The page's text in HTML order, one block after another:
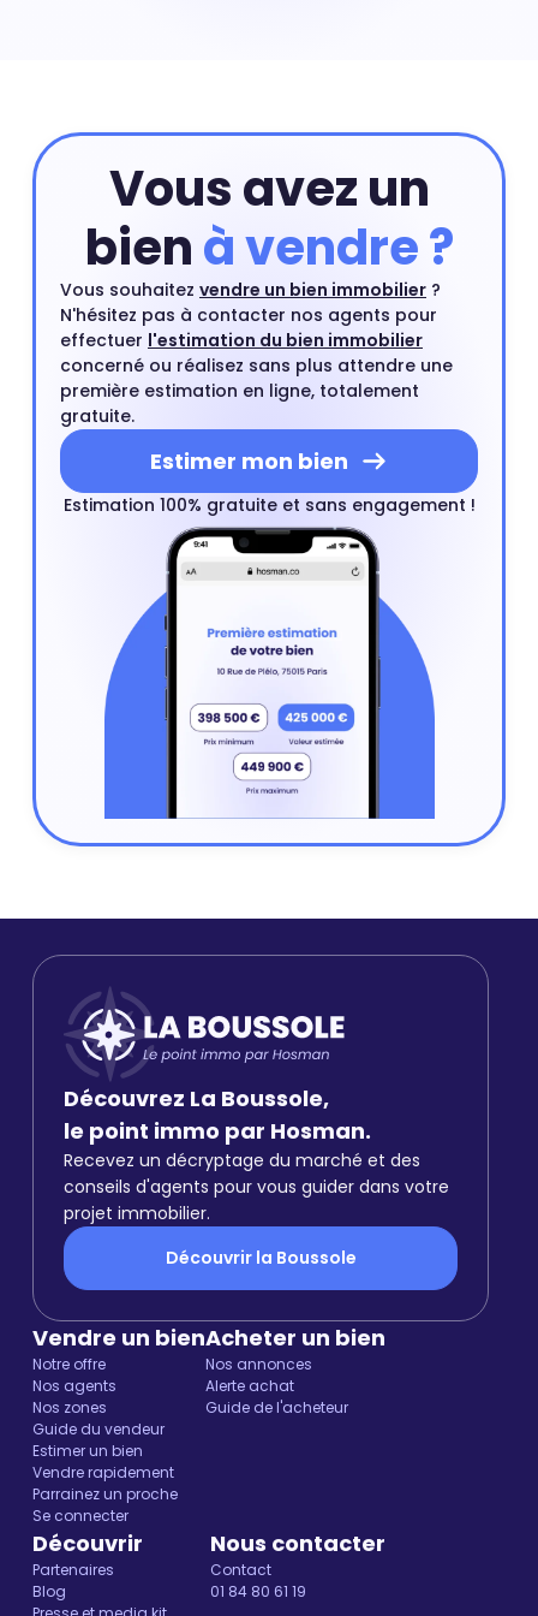
Vous avez un
bienà vendre ?
Vous souhaitez vendre un bien immobilier ?
N'hésitez pas à contacter nos agents pour
effectuer l'estimation du bien immobilier
concerné ou réalisez sans plus attendre une
première estimation en ligne, totalement
gratuite.
Estimer mon bien
Estimation 100% gratuite et sans engagement !
Découvrez La Boussole,
le point immo par Hosman.
Recevez un décryptage du marché et des
conseils d'agents pour vous guider dans votre
projet immobilier.
Découvrir la Boussole
Vendre un bien
Notre offre
Nos agents
Nos zones
Guide du vendeur
Estimer un bien
Vendre rapidement
Parrainez un proche
Se connecter
Acheter un bien
Nos annonces
Alerte achat
Guide de l'acheteur
Découvrir
Partenaires
Blog
Nous contacter
Contact
01 84 80 61 19